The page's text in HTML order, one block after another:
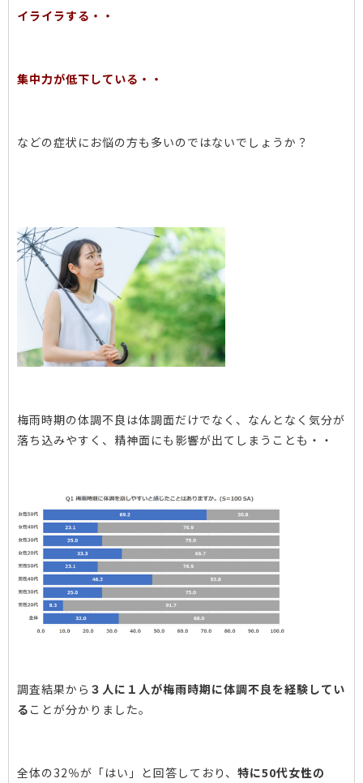
イライラする・・
集中力が低下している・・
などの症状にお悩の方も多いのではないでしょうか？
梅雨時期の体調不良は体調面だけでなく、なんとなく気分が
落ち込みやすく、精神面にも影響が出てしまうことも・・
調査結果から ３人に１人が梅雨時期に体調不良を経験してい
る ことが分かりました。
全体の32％が「はい」と回答しており、 特に50代女性の